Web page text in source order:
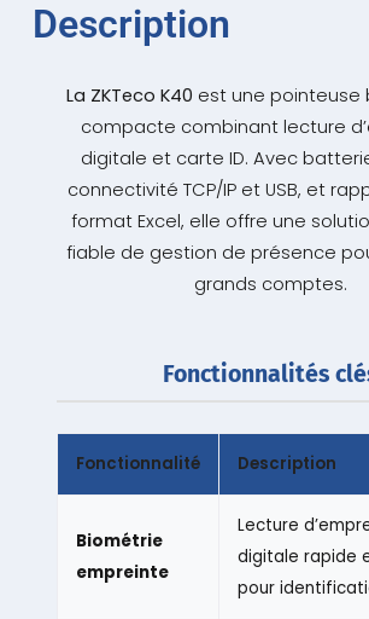
Description
La ZKTeco K40 est une pointeuse
compacte combinant lecture
digitale et carte ID. Avec
connectivité TCP/IP et USB, et
format Excel, elle offre une
fiable de gestion de présence
grands comptes.
Fonctionnalités
Fonctionnalité Description
Biométrie
empreinte
Lecture
digitale rapide
pour